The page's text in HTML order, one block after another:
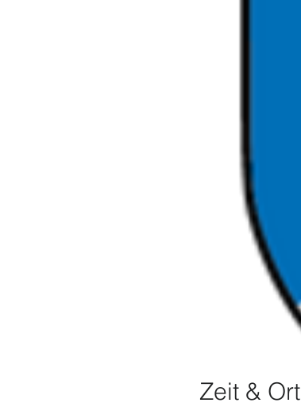
Zeit & Ort